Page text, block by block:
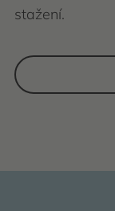
stažení.